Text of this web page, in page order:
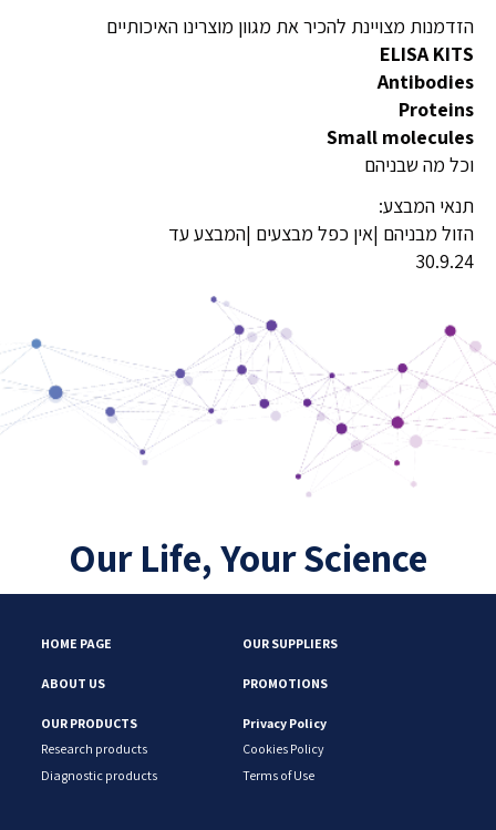
הזדמנות מצויינת להכיר את מגוון מוצרינו האיכותיים
ELISA KITS
Antibodies
Proteins
Small molecules
וכל מה שבניהם
:תנאי המבצע
הזול מבניהם |אין כפל מבצעים |המבצע עד
30.9.24
Our Life, Your Science
HOME PAGE OUR SUPPLIERS
ABOUT US PROMOTIONS
OUR PRODUCTS
Research products
Diagnostic products
Privacy Policy
Cookies Policy
Terms of Use